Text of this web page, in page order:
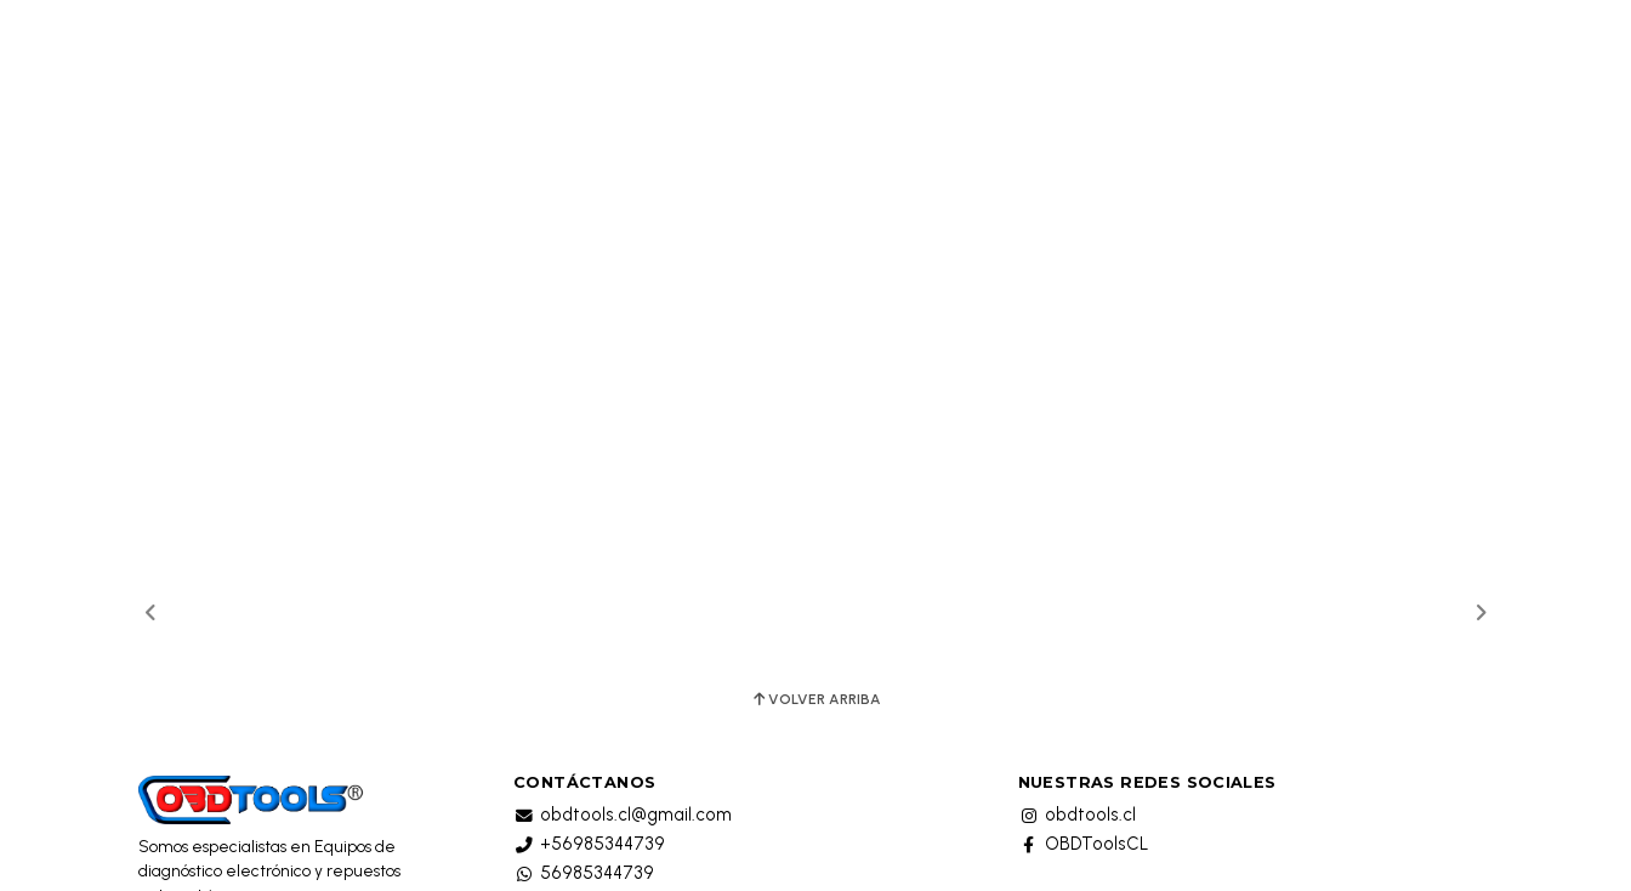
VOLVER ARRIBA
Somos especialistas en Equipos de
diagnóstico electrónico y repuestos
CONTÁCTANOS
obdtools.cl@gmail.com
+56985344739
56985344739
NUESTRAS REDES SOCIALES
obdtools.cl
OBDToolsCL